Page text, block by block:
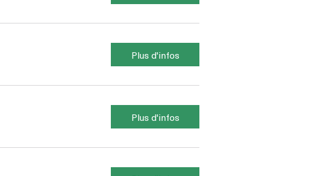
Plus d'infos
Plus d'infos